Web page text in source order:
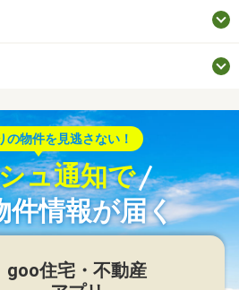
の物件を見逃さない！
ュ通知で
件情報が届く
goo住宅・不動産